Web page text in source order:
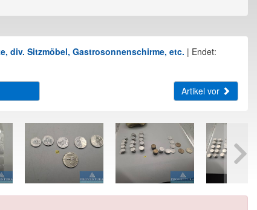
div. Sitzmöbel, Gastrosonnenschirme, etc. | Endet:
Artikel vor